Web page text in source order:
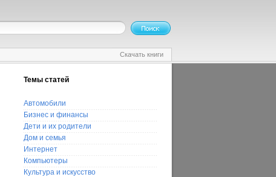
Скачать книги
Темы статей
Автомобили
Бизнес и финансы
Дети и их родители
Дом и семья
Интернет
Компьютеры
Культура и искусство